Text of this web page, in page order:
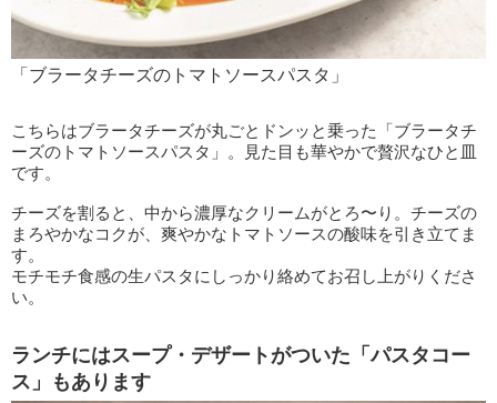
「ブラータチーズのトマトソースパスタ」
こちらはブラータチーズが丸ごとドンッと乗った「ブラータチ
ーズのトマトソースパスタ」。見た目も華やかで贅沢なひと皿
です。
チーズを割ると、中から濃厚なクリームがとろ〜り。チーズの
まろやかなコクが、爽やかなトマトソースの酸味を引き立てま
す。
モチモチ食感の生パスタにしっかり絡めてお召し上がりくださ
い。
ランチにはスープ・デザートがついた「パスタコー
ス」もあります